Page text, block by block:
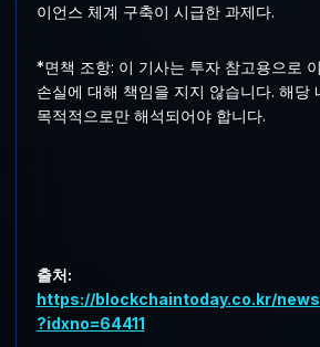
이언스 체계 구축이 시급한 과제다.
*면책 조항: 이 기사는 투자 참고용으로
손실에 대해 책임을 지지 않습니다. 해당
목적적으로만 해석되어야 합니다.
출처:
https://blockchaintoday.co.kr/
?idxno=64411